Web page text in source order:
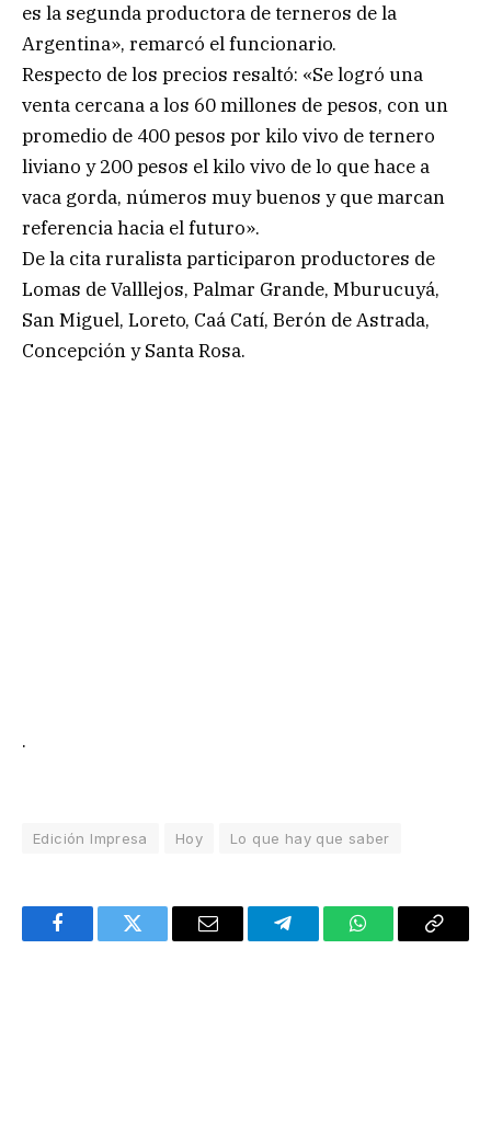
es la segunda productora de terneros de la
Argentina», remarcó el funcionario.
Respecto de los precios resaltó: «Se logró una
venta cercana a los 60 millones de pesos, con un
promedio de 400 pesos por kilo vivo de ternero
liviano y 200 pesos el kilo vivo de lo que hace a
vaca gorda, números muy buenos y que marcan
referencia hacia el futuro».
De la cita ruralista participaron productores de
Lomas de Valllejos, Palmar Grande, Mburucuyá,
San Miguel, Loreto, Caá Catí, Berón de Astrada,
Concepción y Santa Rosa.
.
Edición Impresa Hoy Lo que hay que saber
FacebookTwitter Email TelegramWhatsAppCopy